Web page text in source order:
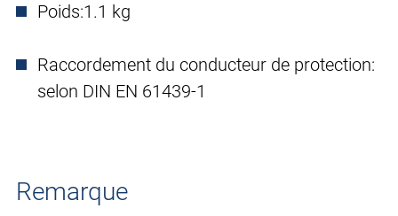
Poids:1.1 kg
Raccordement du conducteur de protection:
selon DIN EN 61439-1
Remarque